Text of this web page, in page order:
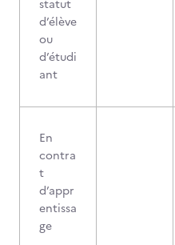
statut
d’élève
ou
d’étudi
ant
En
contra
t
d’appr
entissa
ge